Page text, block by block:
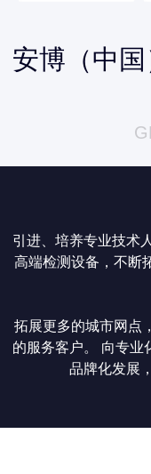
安博（中
引进、培养专业技术
高端检测设备，不断
拓展更多的城市网点
的服务客户。 向专业
品牌化发展